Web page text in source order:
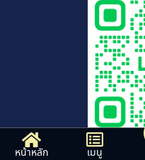
หน้าหลัก เมนู